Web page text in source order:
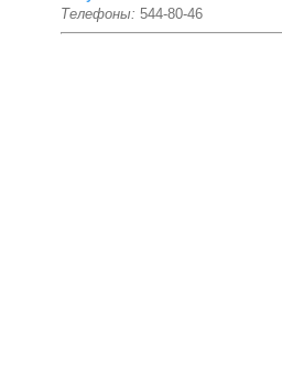
Телефоны: 544-80-46